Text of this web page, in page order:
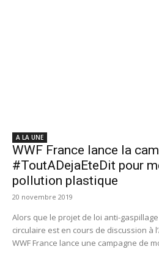
A LA UNE
WWF France lance la
#ToutADejaEteDit pour
pollution plastique
20 novembre 2019
Alors que le projet de loi anti-
circulaire est en cours de discussion à
WWF France lance une campagne de